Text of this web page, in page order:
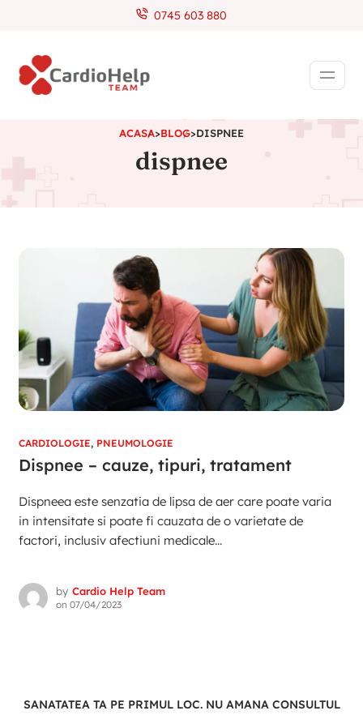
0745 603 880
ACASA>BLOG>DISPNEE
dispnee
CARDIOLOGIE, PNEUMOLOGIE
Dispnee – cauze, tipuri, tratament
Dispneea este senzatia de lipsa de aer care poate varia
in intensitate si poate fi cauzata de o varietate de
factori, inclusiv afectiuni medicale...
by Cardio Help Team
on 07/04/2023
SANATATEA TA PE PRIMUL LOC. NU AMANA CONSULTUL